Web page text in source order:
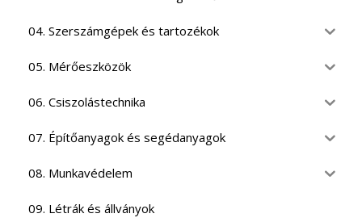
04. Szerszámgépek és tartozékok
05. Mérőeszközök
06. Csiszolástechnika
07. Építőanyagok és segédanyagok
08. Munkavédelem
09. Létrák és állványok